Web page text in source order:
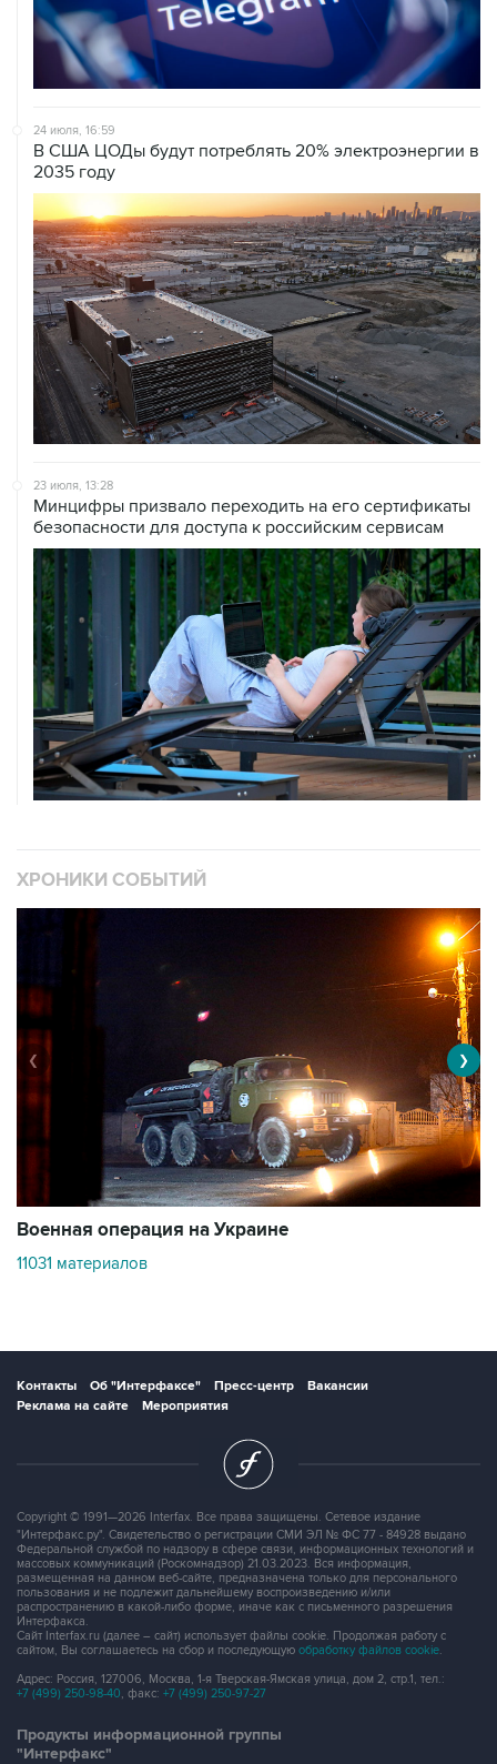
24 июля, 16:59
В США ЦОДы будут потреблять 20% электроэнергии в
2035 году
23 июля, 13:28
Минцифры призвало переходить на его сертификаты
безопасности для доступа к российским сервисам
ХРОНИКИ СОБЫТИЙ
Военная операция на Украине
11031 материалов
❮ ❯
Контакты Об "Интерфаксе" Пресс-центр
Вакансии
Реклама на сайте
Мероприятия
Copyright © 1991—2026 Interfax. Все права защищены. Сетевое издание
"Интерфакс.ру". Свидетельство о регистрации СМИ ЭЛ № ФС 77 - 84928 выдано
Федеральной службой по надзору в сфере связи, информационных технологий и
массовых коммуникаций (Роскомнадзор) 21.03.2023. Вся информация,
размещенная на данном веб-сайте, предназначена только для персонального
пользования и не подлежит дальнейшему воспроизведению и/или
распространению в какой-либо форме, иначе как с письменного разрешения
Интерфакса.
Сайт Interfax.ru (далее – сайт) использует файлы cookie. Продолжая работу с
сайтом, Вы соглашаетесь на сбор и последующую обработку файлов cookie.
Адрес: Россия, 127006, Москва, 1-я Тверская-Ямская улица, дом 2, стр.1, тел.:
+7 (499) 250-98-40, факс: +7 (499) 250-97-27
Продукты информационной группы
"Интерфакс"